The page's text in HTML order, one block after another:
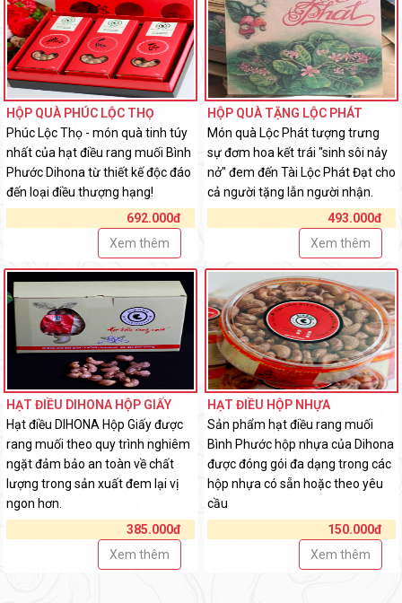
HỘP QUÀ PHÚC LỘC THỌ
Phúc Lộc Thọ - món quà tinh túy
nhất của hạt điều rang muối Bình
Phước Dihona từ thiết kế độc đáo
đến loại điều thượng hạng!
692.000đ
Xem thêm
HỘP QUÀ TẶNG LỘC PHÁT
Món quà Lộc Phát tượng trưng
sự đơm hoa kết trái "sinh sôi nảy
nở" đem đến Tài Lộc Phát Đạt cho
cả người tặng lẫn người nhận.
493.000đ
Xem thêm
HẠT ĐIỀU DIHONA HỘP GIẤY
Hạt điều DIHONA Hộp Giấy được
rang muối theo quy trình nghiêm
ngặt đảm bảo an toàn về chất
lượng trong sản xuất đem lại vị
ngon hơn.
385.000đ
Xem thêm
HẠT ĐIỀU HỘP NHỰA
Sản phẩm hạt điều rang muối
Bình Phước hộp nhựa của Dihona
được đóng gói đa dạng trong các
hộp nhựa có sẵn hoặc theo yêu
cầu
150.000đ
Xem thêm